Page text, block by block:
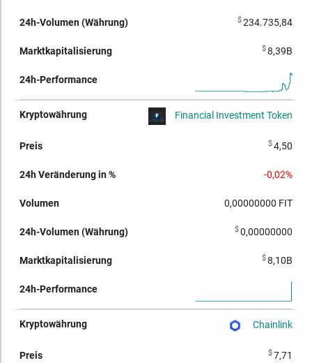
$234.735,84
$8,39B
Financial Investment Token
$4,50
-0,02%
0,00000000 FIT
$0,00000000
$8,10B
Chainlink
$7,71